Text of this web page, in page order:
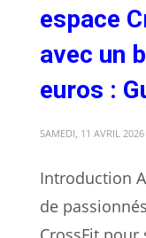
espace
avec un
euros :
SAMEDI, 11 AVRIL 2026
Introduction
de